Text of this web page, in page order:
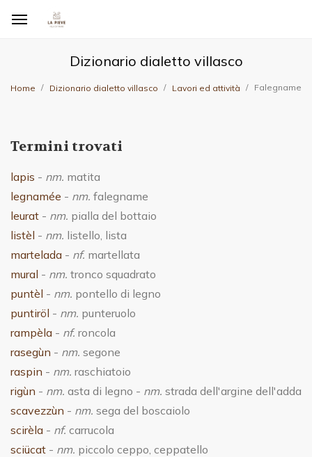
Dizionario dialetto villasco
Home Dizionario dialetto villasco Lavori ed attività Falegname
Termini trovati
lapis - nm. matita
legnamée - nm. falegname
leurat - nm. pialla del bottaio
listèl - nm. listello, lista
martelada - nf. martellata
mural - nm. tronco squadrato
puntèl - nm. pontello di legno
puntiröl - nm. punteruolo
rampèla - nf. roncola
rasegùn - nm. segone
raspin - nm. raschiatoio
rigùn - nm. asta di legno - nm. strada dell'argine dell'adda
scavezzùn - nm. sega del boscaiolo
scirèla - nf. carrucola
sciücat - nm. piccolo ceppo, ceppatello